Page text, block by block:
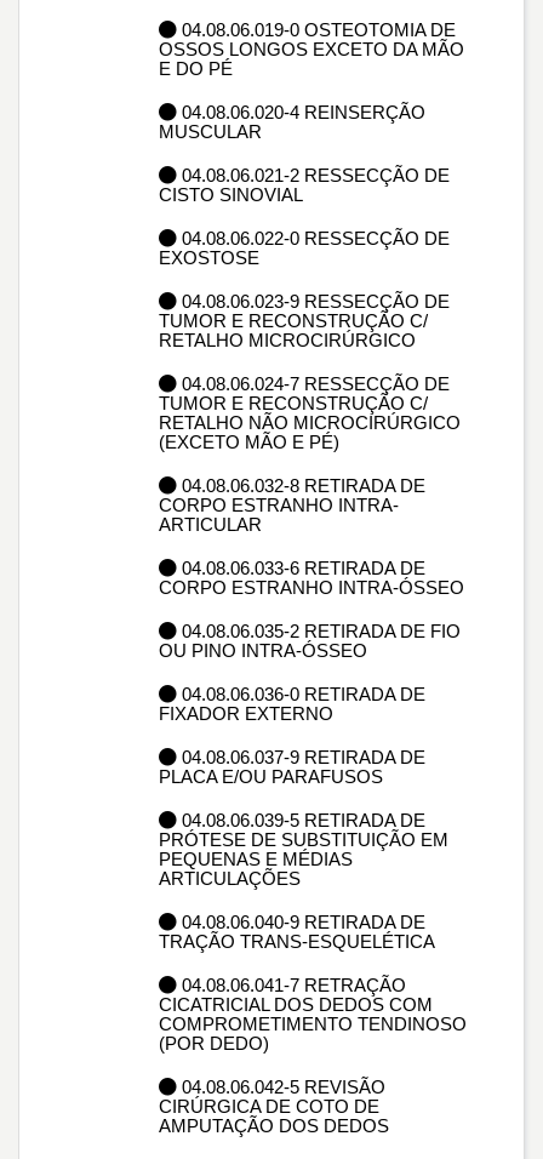
04.08.06.019-0 OSTEOTOMIA DE
OSSOS LONGOS EXCETO DA MÃO
E DO PÉ
04.08.06.020-4 REINSERÇÃO
MUSCULAR
04.08.06.021-2 RESSECÇÃO DE
CISTO SINOVIAL
04.08.06.022-0 RESSECÇÃO DE
EXOSTOSE
04.08.06.023-9 RESSECÇÃO DE
TUMOR E RECONSTRUÇÃO C/
RETALHO MICROCIRÚRGICO
04.08.06.024-7 RESSECÇÃO DE
TUMOR E RECONSTRUÇÃO C/
RETALHO NÃO MICROCIRÚRGICO
(EXCETO MÃO E PÉ)
04.08.06.032-8 RETIRADA DE
CORPO ESTRANHO INTRA-
ARTICULAR
04.08.06.033-6 RETIRADA DE
CORPO ESTRANHO INTRA-ÓSSEO
04.08.06.035-2 RETIRADA DE FIO
OU PINO INTRA-ÓSSEO
04.08.06.036-0 RETIRADA DE
FIXADOR EXTERNO
04.08.06.037-9 RETIRADA DE
PLACA E/OU PARAFUSOS
04.08.06.039-5 RETIRADA DE
PRÓTESE DE SUBSTITUIÇÃO EM
PEQUENAS E MÉDIAS
ARTICULAÇÕES
04.08.06.040-9 RETIRADA DE
TRAÇÃO TRANS-ESQUELÉTICA
04.08.06.041-7 RETRAÇÃO
CICATRICIAL DOS DEDOS COM
COMPROMETIMENTO TENDINOSO
(POR DEDO)
04.08.06.042-5 REVISÃO
CIRÚRGICA DE COTO DE
AMPUTAÇÃO DOS DEDOS